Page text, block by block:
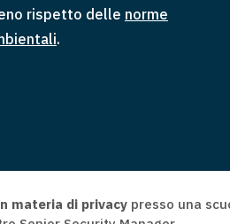
rispetto delle norme
.
materia di privacypresso una